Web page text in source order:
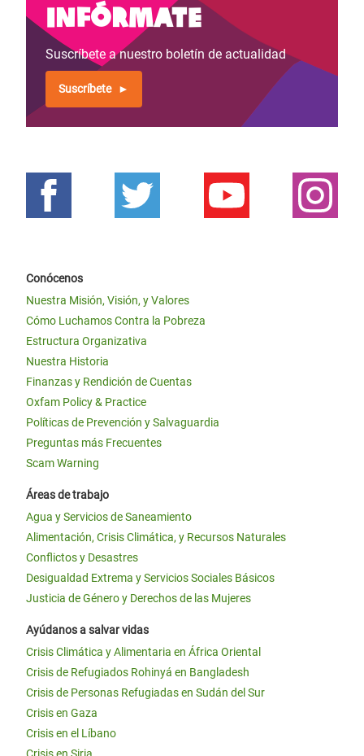
Infórmate
Suscríbete a nuestro boletín de actualidad
Suscríbete
Conócenos
Nuestra Misión, Visión, y Valores
Cómo Luchamos Contra la Pobreza
Estructura Organizativa
Nuestra Historia
Finanzas y Rendición de Cuentas
Oxfam Policy & Practice
Políticas de Prevención y Salvaguardia
Preguntas más Frecuentes
Scam Warning
Áreas de trabajo
Agua y Servicios de Saneamiento
Alimentación, Crisis Climática, y Recursos Naturales
Conflictos y Desastres
Desigualdad Extrema y Servicios Sociales Básicos
Justicia de Género y Derechos de las Mujeres
Ayúdanos a salvar vidas
Crisis Climática y Alimentaria en África Oriental
Crisis de Refugiados Rohinyá en Bangladesh
Crisis de Personas Refugiadas en Sudán del Sur
Crisis en Gaza
Crisis en el Líbano